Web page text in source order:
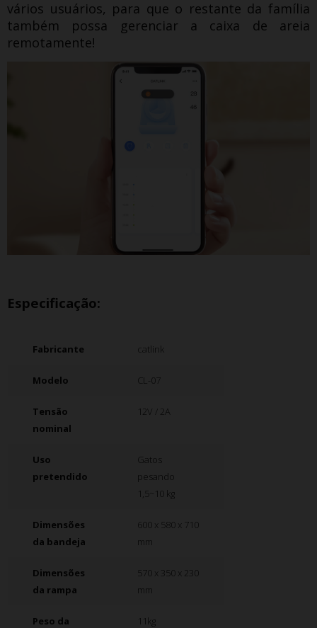
vários usuários, para que o restante da família
também possa gerenciar a caixa de areia
remotamente!
Especificação:
Fabricante catlink
Modelo CL-07
Tensão
nominal
12V / 2A
Uso
pretendido
Gatos
pesando
1,5~10 kg
Dimensões
da bandeja
600 x 580 x 710
mm
Dimensões
da rampa
570 x 350 x 230
mm
Peso da
11kg